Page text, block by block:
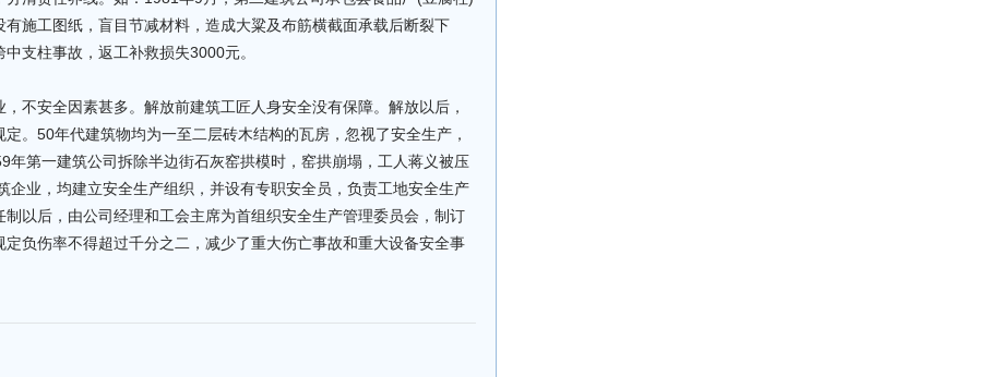
施工图纸，盲目节减材料，造成大粱及布筋横截面承载后断裂下
支柱事故，返工补救损失3000元。
不安全因素甚多。解放前建筑工匠人身安全没有保障。解放以后，
。50年代建筑物均为一至二层砖木结构的瓦房，忽视了安全生产，
年第一建筑公司拆除半边街石灰窑拱模时，窑拱崩塌，工人蒋义被压
企业，均建立安全生产组织，并设有专职安全员，负责工地安全生产
以后，由公司经理和工会主席为首组织安全生产管理委员会，制订
负伤率不得超过千分之二，减少了重大伤亡事故和重大设备安全事